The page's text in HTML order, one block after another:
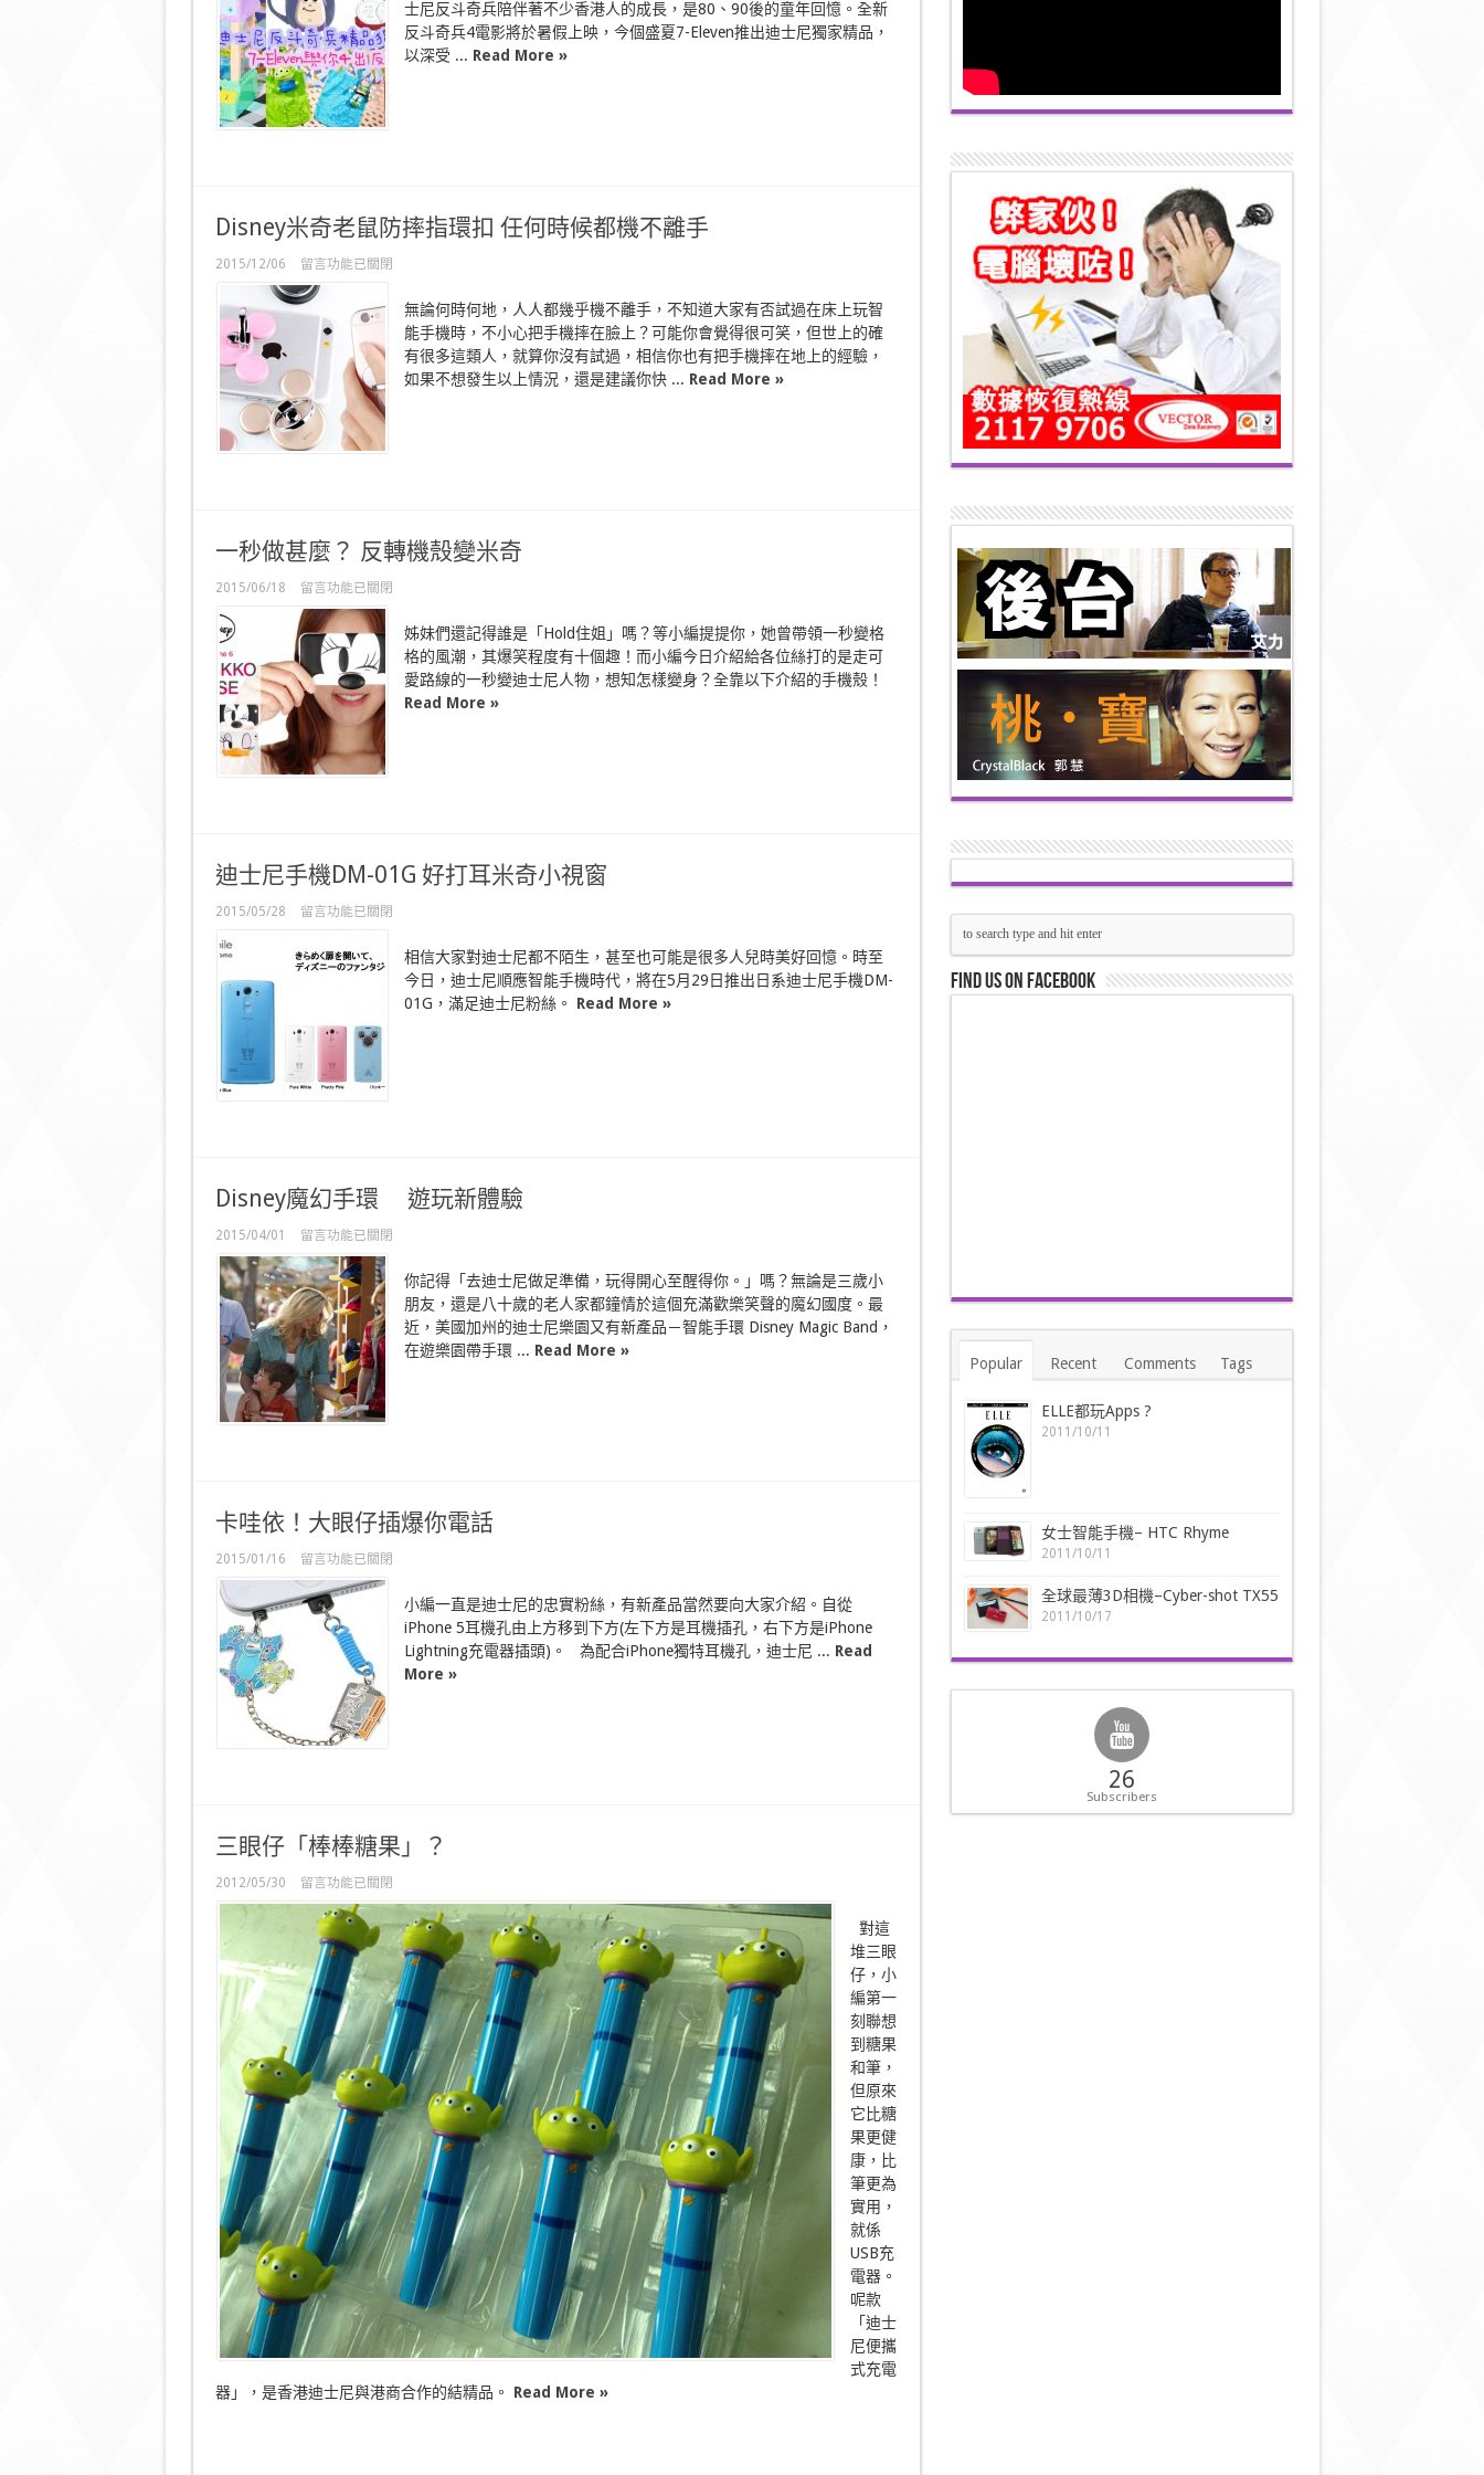
出
迪
士
尼
反
斗
奇
家
登
場
與
你
4
中
士尼反斗奇兵陪伴著不少香港人的成長，是80、90後的童年回憶。全新
反斗奇兵4電影將於暑假上映，今個盛夏7-Eleven推出迪士尼獨家精品，
以深受 ... Read More »
Disney米奇老鼠防摔指環扣 任何時候都機不離手
2015/12/06
在
〈Disney
米
奇
防
摔
指
環
扣
都
機
不
手〉
中
留言功能已關閉
無論何時何地，人人都幾乎機不離手，不知道大家有否試過在床上玩智
能手機時，不小心把手機摔在臉上？可能你會覺得很可笑，但世上的確
有很多這類人，就算你沒有試過，相信你也有把手機摔在地上的經驗，
如果不想發生以上情況，還是建議你快 ... Read More »
一秒做甚麼？ 反轉機殼變米奇
2015/06/18
在
〈一
秒
做
甚
麼？
反
轉
機
殼
變
留言功能已關閉
姊妹們還記得誰是「Hold住姐」嗎？等小編提提你，她曾帶領一秒變格
格的風潮，其爆笑程度有十個趣！而小編今日介紹給各位絲打的是走可
愛路線的一秒變迪士尼人物，想知怎樣變身？全靠以下介紹的手機殼！
Read More »
迪士尼手機DM-01G 好打耳米奇小視窗
2015/05/28
在
士
尼
01G
打
耳
窗〉
中
留言功能已關閉
相信大家對迪士尼都不陌生，甚至也可能是很多人兒時美好回憶。時至
今日，迪士尼順應智能手機時代，將在5月29日推出日系迪士尼手機DM-
01G，滿足迪士尼粉絲。 Read More »
Disney魔幻手環 遊玩新體驗
2015/04/01
在
〈Disney
魔
幻
手
環
遊
玩
新
體
留言功能已關閉
你記得「去迪士尼做足準備，玩得開心至醒得你。」嗎？無論是三歲小
朋友，還是八十歲的老人家都鐘情於這個充滿歡樂笑聲的魔幻國度。最
近，美國加州的迪士尼樂園又有新產品－智能手環 Disney Magic Band，
在遊樂園帶手環 ... Read More »
卡哇依！大眼仔插爆你電話
2015/01/16
在
〈卡
哇
依！
電
留言功能已關閉
小編一直是迪士尼的忠實粉絲，有新產品當然要向大家介紹。自從
iPhone 5耳機孔由上方移到下方(左下方是耳機插孔，右下方是iPhone
Lightning充電器插頭)。 為配合iPhone獨特耳機孔，迪士尼 ... Read
More »
三眼仔「棒棒糖果」？
2012/05/30
在
〈三
「棒
棒
糖
果」？〉
中
留言功能已關閉
對這
堆三眼
仔，小
編第一
刻聯想
到糖果
和筆，
但原來
它比糖
果更健
康，比
筆更為
實用，
就係
USB充
電器。
呢款
「迪士
尼便攜
式充電
器」，是香港迪士尼與港商合作的結精品。 Read More »
Find us on Facebook
Popular Recent Comments Tags
ELLE都玩Apps ?
2011/10/11
女士智能手機– HTC Rhyme
2011/10/11
全球最薄3D相機–Cyber-shot TX55
2011/10/17
26
Subscribers